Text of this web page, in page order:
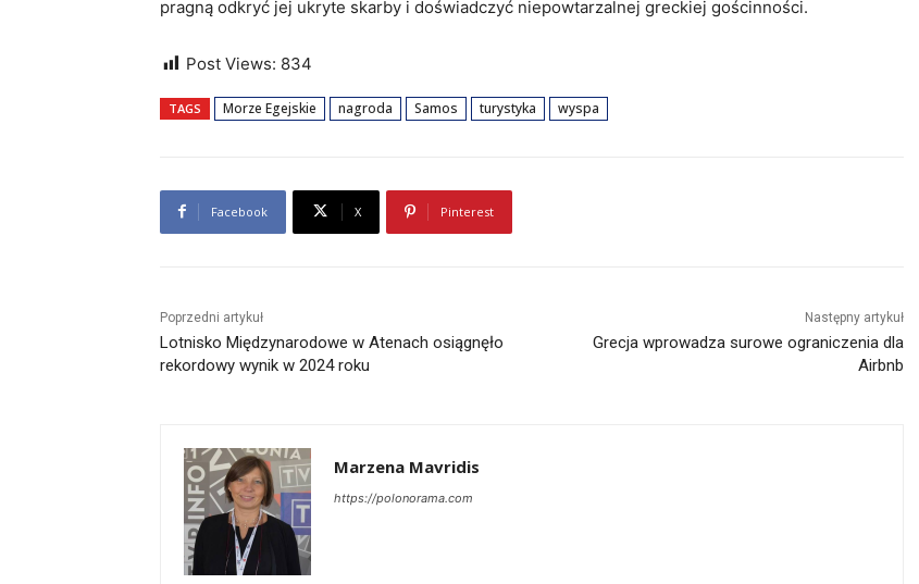
pragną odkryć jej ukryte skarby i doświadczyć niepowtarzalnej greckiej gościnności.
Post Views: 834
TAGS Morze Egejskie nagroda Samos turystyka wyspa
Facebook X Pinterest
Poprzedni artykuł
Lotnisko Międzynarodowe w Atenach osiągnęło
rekordowy wynik w 2024 roku
Następny artykuł
Grecja wprowadza surowe ograniczenia dla
Airbnb
Marzena Mavridis
https://polonorama.com